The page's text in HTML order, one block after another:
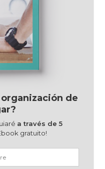
de
a través de 5
gratuito!